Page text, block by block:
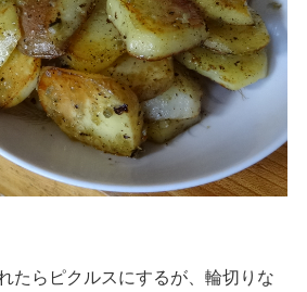
たらピクルスにするが、輪切りな